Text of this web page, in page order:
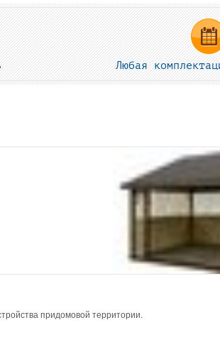
Любая
придомовой территории.